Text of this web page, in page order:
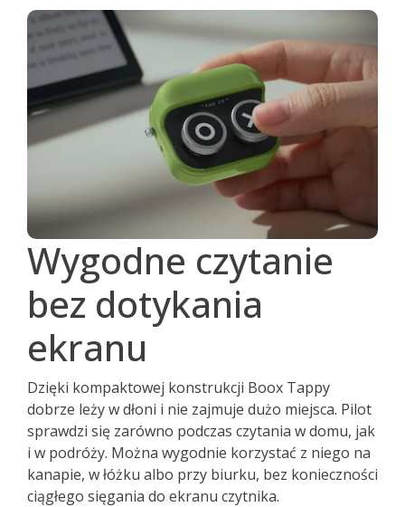
Wygodne czytanie
bez dotykania
ekranu
Dzięki kompaktowej konstrukcji Boox Tappy
dobrze leży w dłoni i nie zajmuje dużo miejsca. Pilot
sprawdzi się zarówno podczas czytania w domu, jak
i w podróży. Można wygodnie korzystać z niego na
kanapie, w łóżku albo przy biurku, bez konieczności
ciągłego sięgania do ekranu czytnika.